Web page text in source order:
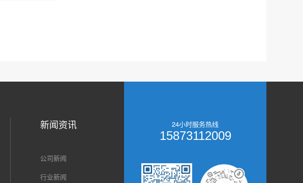
新闻资讯
公司新闻
行业新闻
24小时服务热线
15873112009